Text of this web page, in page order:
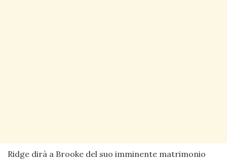
Ridge dirà a Brooke del suo imminente matrimonio